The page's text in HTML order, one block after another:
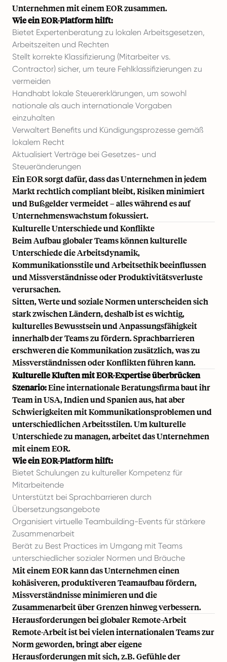
Unternehmen mit einem EOR zusammen.
Wie ein EOR-Platform hilft:
Bietet Expertenberatung zu lokalen Arbeitsgesetzen,
Arbeitszeiten und Rechten
Stellt korrekte Klassifizierung (Mitarbeiter vs.
Contractor) sicher, um teure Fehlklassifizierungen zu
vermeiden
Handhabt lokale Steuererklärungen, um sowohl
nationale als auch internationale Vorgaben
einzuhalten
Verwaltert Benefits und Kündigungsprozesse gemäß
lokalem Recht
Aktualisiert Verträge bei Gesetzes- und
Steueränderungen
Ein EOR sorgt dafür, dass das Unternehmen in jedem
Markt rechtlich compliant bleibt, Risiken minimiert
und Bußgelder vermeidet – alles während es auf
Unternehmenswachstum fokussiert.
Kulturelle Unterschiede und Konflikte
Beim Aufbau globaler Teams können kulturelle
Unterschiede die Arbeitsdynamik,
Kommunikationsstile und Arbeitsethik beeinflussen
und Missverständnisse oder Produktivitätsverluste
verursachen.
Sitten, Werte und soziale Normen unterscheiden sich
stark zwischen Ländern, deshalb ist es wichtig,
kulturelles Bewusstsein und Anpassungsfähigkeit
innerhalb der Teams zu fördern. Sprachbarrieren
erschweren die Kommunikation zusätzlich, was zu
Missverständnissen oder Konflikten führen kann.
Kulturelle Kluften mit EOR-Expertise überbrücken
Szenario:Eine internationale Beratungsfirma baut ihr
Team inUSA,IndienundSpanienaus, hat aber
Schwierigkeiten mit Kommunikationsproblemen und
unterschiedlichen Arbeitsstilen. Um kulturelle
Unterschiede zu managen, arbeitet das Unternehmen
mit einem EOR.
Wie ein EOR-Platform hilft:
Bietet Schulungen zu kultureller Kompetenz für
Mitarbeitende
Unterstützt bei Sprachbarrieren durch
Übersetzungsangebote
Organisiert virtuelle Teambuilding-Events für stärkere
Zusammenarbeit
Berät zu Best Practices im Umgang mit Teams
unterschiedlicher sozialer Normen und Bräuche
Mit einem EOR kann das Unternehmen einen
kohäsiveren, produktiveren Teamaufbau fördern,
Missverständnisse minimieren und die
Zusammenarbeit über Grenzen hinweg verbessern.
Herausforderungen bei globaler Remote-Arbeit
Remote-Arbeit ist bei vielen internationalen Teams zur
Norm geworden, bringt aber eigene
Herausforderungen mit sich, z.B. Gefühle der